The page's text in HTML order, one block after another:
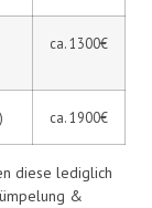
ca. 1300€
ca. 1900€
diese lediglich
&